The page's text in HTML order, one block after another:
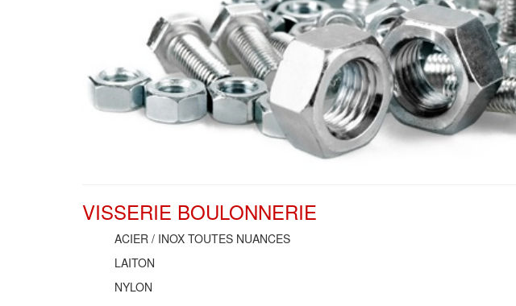
VISSERIE BOULONNERIE
ACIER / INOX TOUTES NUANCES
LAITON
NYLON